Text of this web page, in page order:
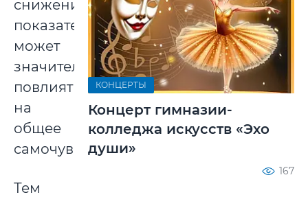
снижение
показателей
может
значительно
повлиять
на
общее
самочувствие.
Тем
КОНЦЕРТЫ
Концерт гимназии-
колледжа искусств «Эхо
души»
167